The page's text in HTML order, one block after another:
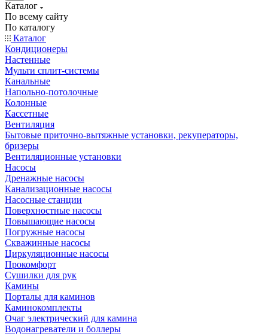
Каталог
По всему сайту
По каталогу
Каталог
Кондиционеры
Настенные
Мульти сплит-системы
Канальные
Напольно-потолочные
Колонные
Кассетные
Вентиляция
Бытовые приточно-вытяжные установки, рекуператоры,
бризеры
Вентиляционные установки
Насосы
Дренажные насосы
Канализационные насосы
Насосные станции
Поверхностные насосы
Повышающие насосы
Погружные насосы
Скважинные насосы
Циркуляционные насосы
Прокомфорт
Сушилки для рук
Камины
Порталы для каминов
Каминокомплекты
Очаг электрический для камина
Водонагреватели и боллеры